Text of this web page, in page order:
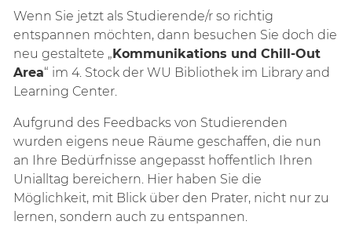
Wenn Sie jetzt als Studierende/r so richtig
entspannen möchten, dann besuchen Sie doch die
neu gestaltete „Kommunikations und Chill-Out
Area“ im 4. Stock der WU Bibliothek im Library and
Learning Center.
Aufgrund des Feedbacks von Studierenden
wurden eigens neue Räume geschaffen, die nun
an Ihre Bedürfnisse angepasst hoffentlich Ihren
Unialltag bereichern. Hier haben Sie die
Möglichkeit, mit Blick über den Prater, nicht nur zu
lernen, sondern auch zu entspannen.